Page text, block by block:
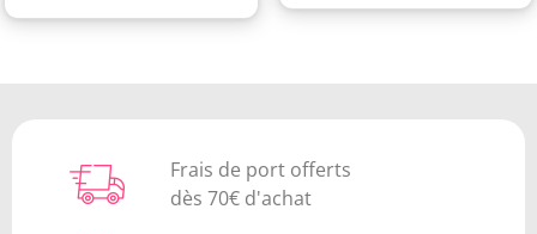
Frais de port offerts
dès 70€ d'achat